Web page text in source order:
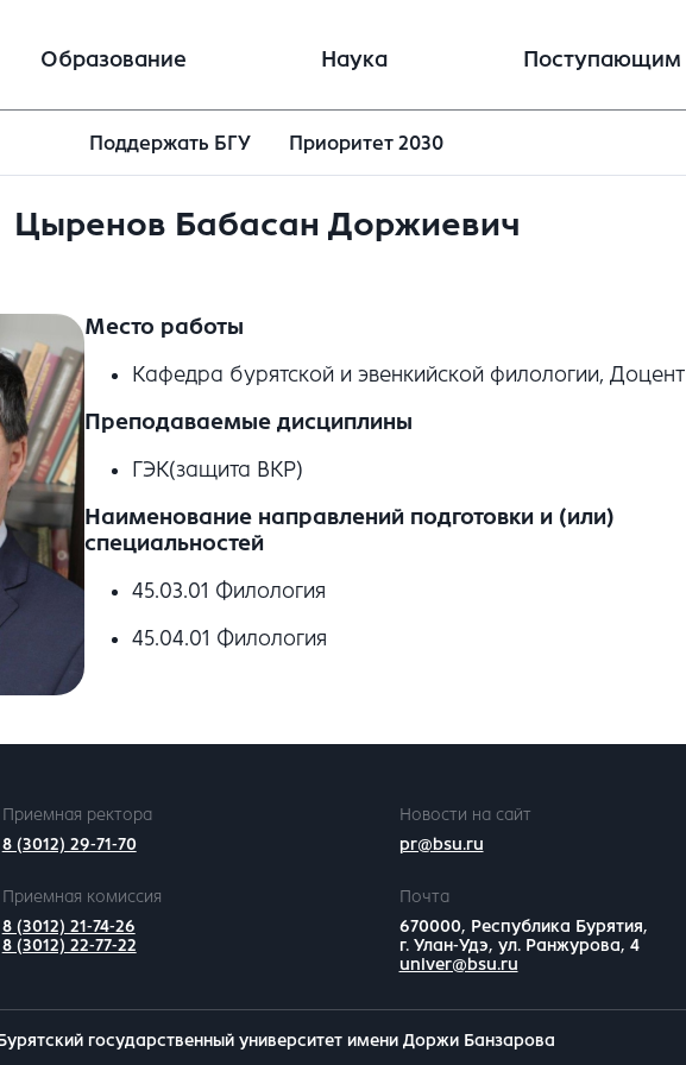
Образование Наука Поступающим
Поддержать БГУ Приоритет 2030
Цыренов Бабасан Доржиевич
Место работы
Кафедра бурятской и эвенкийской филологии, Доцент
Преподаваемые дисциплины
ГЭК(защита ВКР)
Наименование направлений подготовки и (или)
специальностей
45.03.01 Филология
45.04.01 Филология
Приемная ректора
8 (3012) 29-71-70
Новости на сайт
pr@bsu.ru
Приемная комиссия
8 (3012) 21-74-26
8 (3012) 22-77-22
Почта
670000, Республика Бурятия,
г. Улан-Удэ, ул. Ранжурова, 4
univer@bsu.ru
государственный университет имени Доржи Банзарова